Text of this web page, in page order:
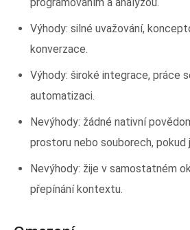
programováním a analýzou.
Výhody: silné uvažování,
konverzace.
Výhody: široké integrace, práce
automatizaci.
Nevýhody: žádné nativní
prostoru nebo souborech,
Nevýhody: žije v samostatném
přepínání kontextu.